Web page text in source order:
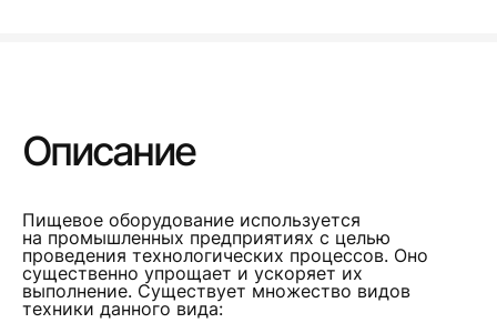
Описание
Пищевое оборудование используется
на промышленных предприятиях с целью
проведения технологических процессов. Оно
существенно упрощает и ускоряет их
выполнение. Существует множество видов
техники данного вида: